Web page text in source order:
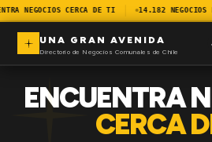
NEGOCIOS CERCA DE TI 14.182 NEGOCIOS
UNA GRAN AVENIDA
Directorio de Negocios Comunales de Chile
ENCUENTRA
CERCA